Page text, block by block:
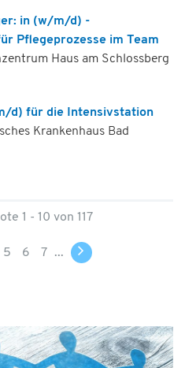
in (w/m/d) -
Pflegeprozesse im Team
Haus am Schlossberg
d) für die Intensivstation
Krankenhaus Bad
1 - 10 von 117
5 6 7 ...